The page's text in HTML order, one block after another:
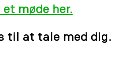
et møde her.
til at tale med dig.